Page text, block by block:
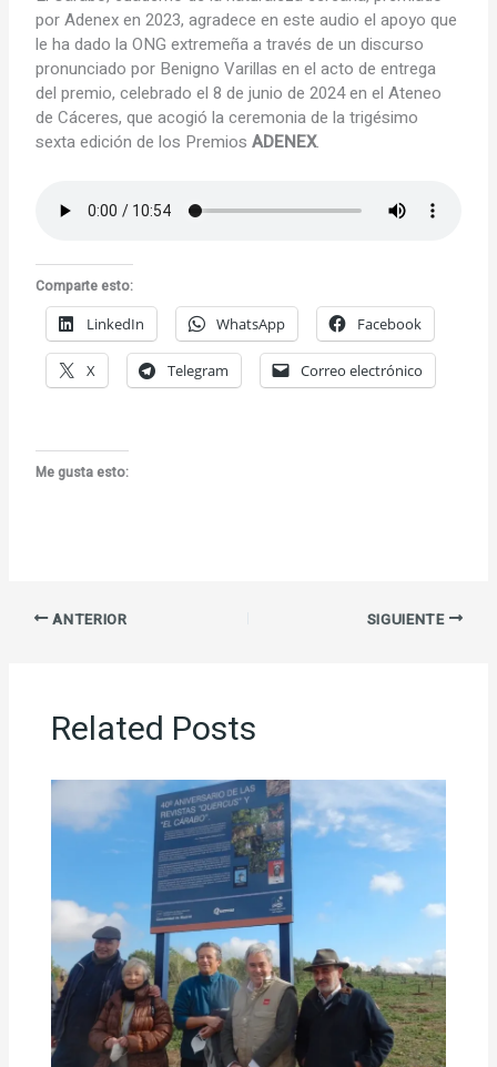
por Adenex en 2023, agradece en este audio el apoyo que
le ha dado la ONG extremeña a través de un discurso
pronunciado por Benigno Varillas en el acto de entrega
del premio, celebrado el 8 de junio de 2024 en el Ateneo
de Cáceres, que acogió la ceremonia de la trigésimo
sexta edición de los PremiosADENEX.
Comparte esto:
LinkedIn
WhatsApp Facebook
X Telegram Correo electrónico
Me gusta esto:
ANTERIOR SIGUIENTE
Related Posts